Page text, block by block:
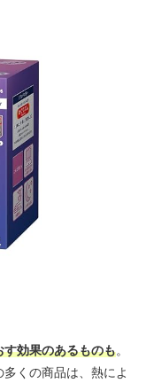
効果のあるものも。
多くの商品は、熱によ